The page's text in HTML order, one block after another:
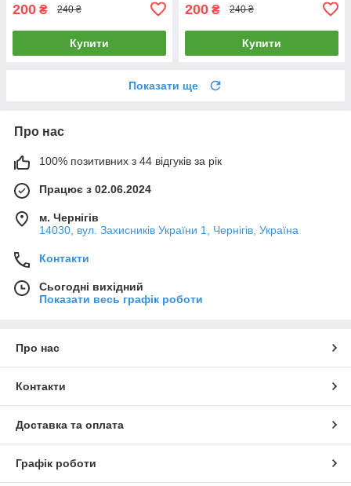
200 ₴ 240 ₴
Купити
200 ₴ 240 ₴
Купити
Показати ще
Про нас
100% позитивних з 44 відгуків за рік
Працює з 02.06.2024
м. Чернігів
14030, вул. Захисників України 1, Чернігів, Україна
Контакти
Сьогодні вихідний
Показати весь графік роботи
Про нас
Контакти
Доставка та оплата
Графік роботи